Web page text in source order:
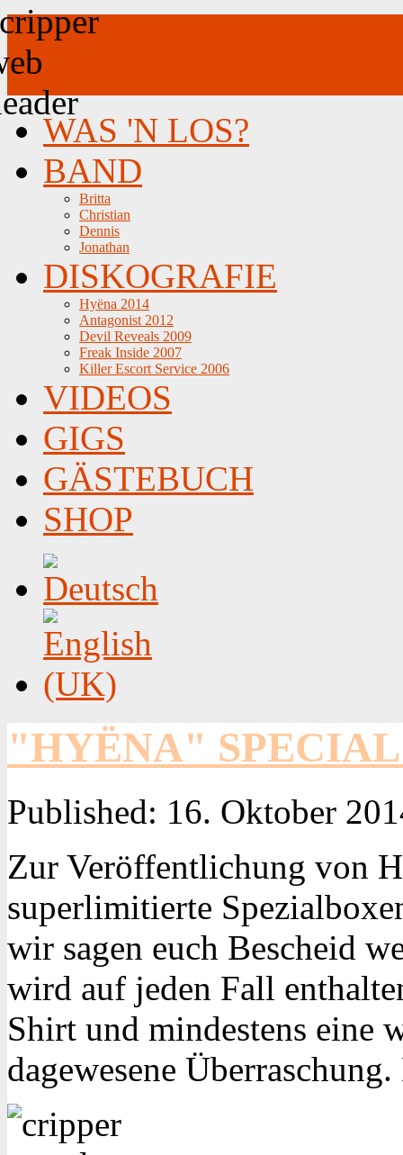
WAS 'N LOS?
BAND
Britta
Christian
Dennis
Jonathan
DISKOGRAFIE
Hyëna 2014
Antagonist 2012
Devil Reveals 2009
Freak Inside 2007
Killer Escort Service 2006
VIDEOS
GIGS
GÄSTEBUCH
SHOP
"HYËNA"
Published: 16. Oktober
Zur Veröffentlichung von
superlimitierte
wir sagen euch Bescheid
wird auf jeden Fall
Shirt und mindestens eine
dagewesene